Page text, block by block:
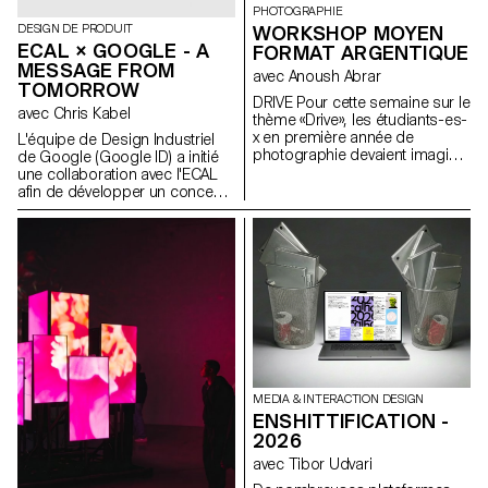
recomposables, construites
avec le framework OPENRNDR.
DESIGN DE PRODUIT
ECAL × GOOGLE - A
MESSAGE FROM
TOMORROW
avec Chris Kabel
L'équipe de Design Industriel
de Google (Google ID) a initié
une collaboration avec l'ECAL
afin de développer un concept
de produit autour du téléphone
en Master de Design de
Produit ont été invité·e·s à
imaginer un outil innovant
adapté aux habitudes
contemporaines. À travers des
stroytelling créatifs, ces projets
conceptuels s’intéressent à la
dimension humaine de la
technologie
mobile: comment elle influence
nos habitudes et pourrait
évoluer vers des formes plus
intuitives et intégrées à nos vies.
PHOTOGRAPHIE
WORKSHOP MOYEN
FORMAT ARGENTIQUE
avec Anoush Abrar
DRIVE Pour cette semaine sur le
thème «Drive», les étudiants-es-
x en première année de
photographie devaient imaginer
la sensation d'une première
expérience au volant, par le
voyage, l’émancipation ou la
découverte, la semaine visait à
explorer le rapport entre une ou
plusieurs personnes et un
véhicule.
MEDIA & INTERACTION DESIGN
ENSHITTIFICATION -
2026
avec Tibor Udvari